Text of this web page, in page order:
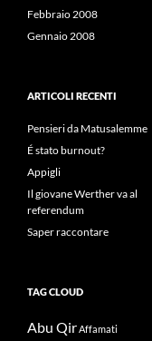
Febbraio 2008
Gennaio 2008
ARTICOLI RECENTI
Pensieri da Matusalemme
É stato burnout?
Appigli
Il giovane Werther va al
referendum
Saper raccontare
TAG CLOUD
Abu QirAffamati